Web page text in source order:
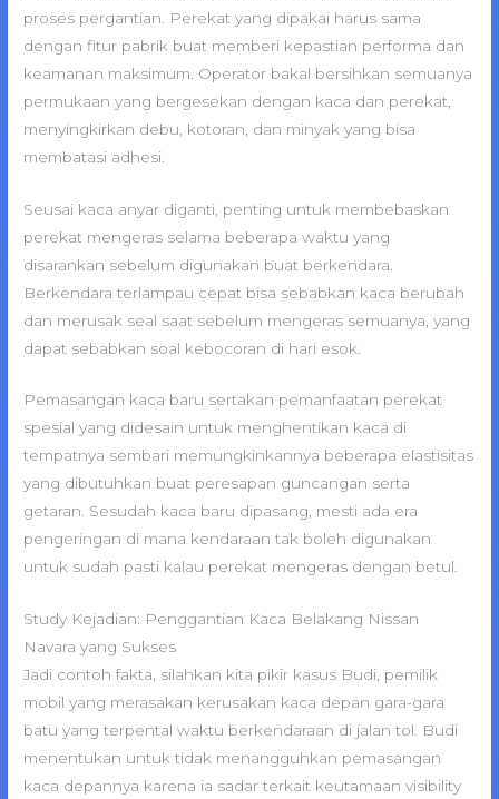
proses pergantian. Perekat yang dipakai harus sama
dengan fitur pabrik buat memberi kepastian performa dan
keamanan maksimum. Operator bakal bersihkan semuanya
permukaan yang bergesekan dengan kaca dan perekat,
menyingkirkan debu, kotoran, dan minyak yang bisa
membatasi adhesi.
Seusai kaca anyar diganti, penting untuk membebaskan
perekat mengeras selama beberapa waktu yang
disarankan sebelum digunakan buat berkendara.
Berkendara terlampau cepat bisa sebabkan kaca berubah
dan merusak seal saat sebelum mengeras semuanya, yang
dapat sebabkan soal kebocoran di hari esok.
Pemasangan kaca baru sertakan pemanfaatan perekat
spesial yang didesain untuk menghentikan kaca di
tempatnya sembari memungkinkannya beberapa elastisitas
yang dibutuhkan buat peresapan guncangan serta
getaran. Sesudah kaca baru dipasang, mesti ada era
pengeringan di mana kendaraan tak boleh digunakan
untuk sudah pasti kalau perekat mengeras dengan betul.
Study Kejadian: Penggantian Kaca Belakang Nissan
Navara yang Sukses
Jadi contoh fakta, silahkan kita pikir kasus Budi, pemilik
mobil yang merasakan kerusakan kaca depan gara-gara
batu yang terpental waktu berkendaraan di jalan tol. Budi
menentukan untuk tidak menangguhkan pemasangan
kaca depannya karena ia sadar terkait keutamaan visibility